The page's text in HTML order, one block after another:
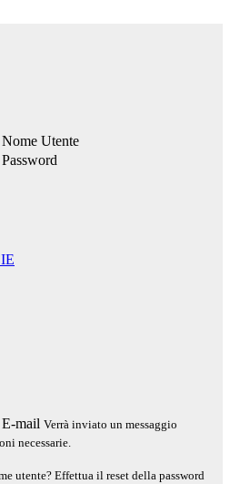
Nome Utente
Password
E-mail Verrà inviato un messaggio
necessarie.
utente? Effettua il reset della password